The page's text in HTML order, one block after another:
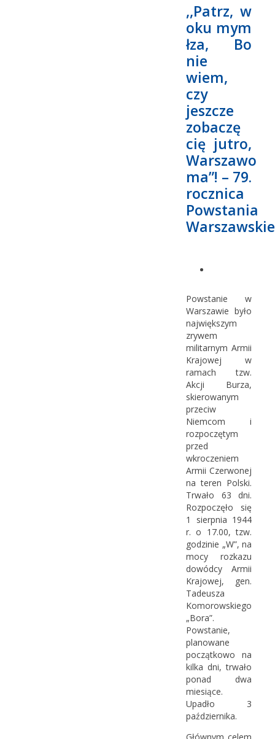
,,Patrz, w
oku mym
łza, Bo
nie
wiem,
czy
jeszcze
zobaczę
cię jutro,
Warszawo
ma”! – 79.
rocznica
Powstania
Powstanie w
Warszawie było
największym
zrywem
militarnym Armii
Krajowej w
ramach tzw.
Akcji Burza,
skierowanym
przeciw
Niemcom i
rozpoczętym
przed
wkroczeniem
Armii Czerwonej
na teren Polski.
Trwało 63 dni.
Rozpoczęło się
1 sierpnia 1944
r. o 17.00, tzw.
godzinie „W”, na
mocy rozkazu
dowódcy Armii
Krajowej, gen.
Tadeusza
Komorowskiego
„Bora”.
Powstanie,
planowane
początkowo na
kilka dni, trwało
ponad dwa
miesiące.
Upadło 3
października.